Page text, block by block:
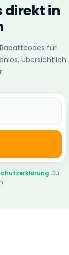
direkt in
für
übersichtlich
. Du